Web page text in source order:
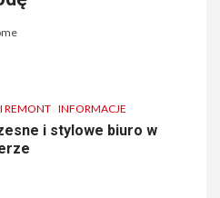
REMONT INFORMACJE
i stylowe biuro w